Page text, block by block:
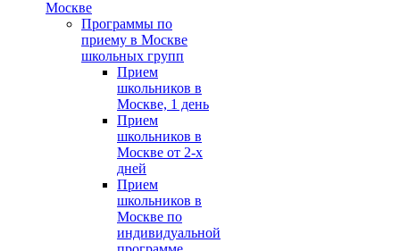
Москве
Программы по
приему в Москве
школьных групп
Прием
школьников в
Москве, 1 день
Прием
школьников в
Москве от 2-х
дней
Прием
школьников в
Москве по
индивидуальной